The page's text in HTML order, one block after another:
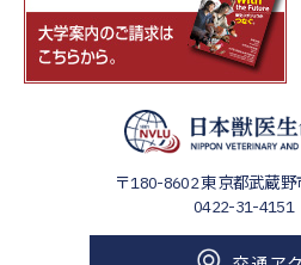
〒180-8602東京都武蔵
0422-31-4151